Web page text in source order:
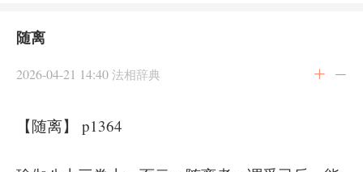
随离
2026-04-21 14:40 法相辞典
【随离】 p1364